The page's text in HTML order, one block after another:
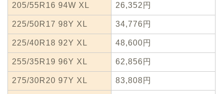
205/55R16 94W XL 26,352円
225/50R17 98Y XL 34,776円
225/40R18 92Y XL 48,600円
255/35R19 96Y XL 62,856円
275/30R20 97Y XL 83,808円